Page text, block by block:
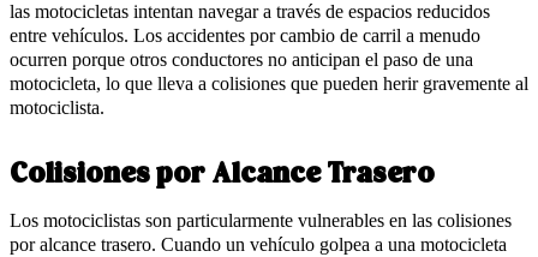
las motocicletas intentan navegar a través de espacios reducidos
entre vehículos. Los accidentes por cambio de carril a menudo
ocurren porque otros conductores no anticipan el paso de una
motocicleta, lo que lleva a colisiones que pueden herir gravemente al
motociclista.
Colisiones por Alcance Trasero
Los motociclistas son particularmente vulnerables en las colisiones
por alcance trasero. Cuando un vehículo golpea a una motocicleta